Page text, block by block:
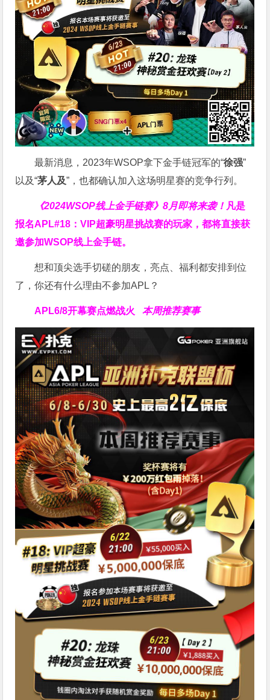
最新消息，2023年WSOP拿下金手链冠军的“徐强”
以及“茅人及”，也都确认加入这场明星赛的竞争行列。
《2024WSOP线上金手链赛》8月即将来袭！ 凡是
报名APL#18：VIP超豪明星挑战赛的玩家，都将直接获
邀参加WSOP线上金手链。
想和顶尖选手切磋的朋友，亮点、福利都安排到位
了，你还有什么理由不参加APL？
APL6/8开幕赛点燃战火本周推荐赛事